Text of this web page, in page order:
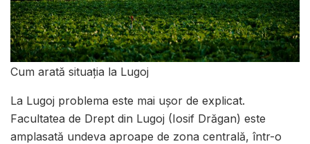
Cum arată situația la Lugoj
La Lugoj problema este mai ușor de explicat.
Facultatea de Drept din Lugoj (Iosif Drăgan) este
amplasată undeva aproape de zona centrală, într-o